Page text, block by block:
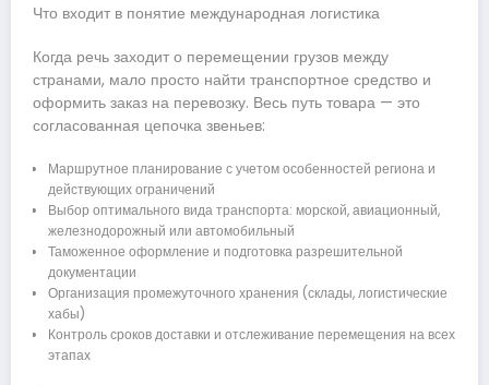
Что входит в понятие международная логистика
Когда речь заходит о перемещении грузов между
странами, мало просто найти транспортное средство и
оформить заказ на перевозку. Весь путь товара — это
согласованная цепочка звеньев:
Маршрутное планирование с учетом особенностей региона и
действующих ограничений
Выбор оптимального вида транспорта: морской, авиационный,
железнодорожный или автомобильный
Таможенное оформление и подготовка разрешительной
документации
Организация промежуточного хранения (склады, логистические
хабы)
Контроль сроков доставки и отслеживание перемещения на всех
этапах